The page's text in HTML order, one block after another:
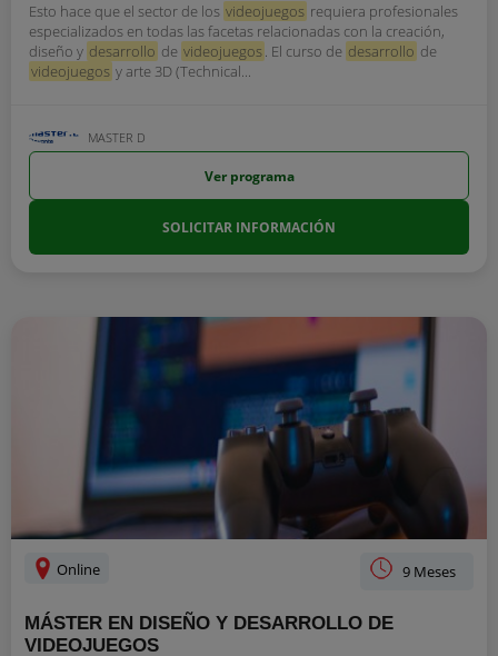
Esto hace que el sector de los videojuegos requiera profesionales
especializados en todas las facetas relacionadas con la creación,
diseño y desarrollo de videojuegos. El curso de desarrollo de
videojuegos y arte 3D (Technical...
MASTER D
Ver programa
SOLICITAR INFORMACIÓN
Online 9 Meses
MÁSTER EN DISEÑO Y DESARROLLO DE
VIDEOJUEGOS